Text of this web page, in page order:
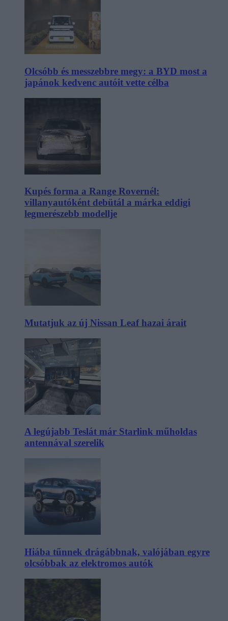
Olcsóbb és messzebbre megy: a BYD most a
japánok kedvenc autóit vette célba
Kupés forma a Range Rovernél:
villanyautóként debütál a márka eddigi
legmerészebb modellje
Mutatjuk az új Nissan Leaf hazai árait
A legújabb Teslát már Starlink műholdas
antennával szerelik
Hiába tűnnek drágábbnak, valójában egyre
olcsóbbak az elektromos autók